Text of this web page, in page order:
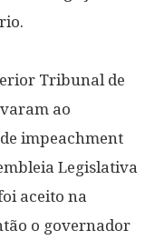
Tribunal de
ao
impeachment
Legislativa
aceito na
o governador